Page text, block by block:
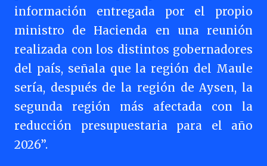
información entregada por el propio
ministro de Hacienda en una reunión
realizada con los distintos gobernadores
del país, señala que la región del Maule
sería, después de la región de Aysen, la
segunda región más afectada con la
reducción presupuestaria para el año
2026”.